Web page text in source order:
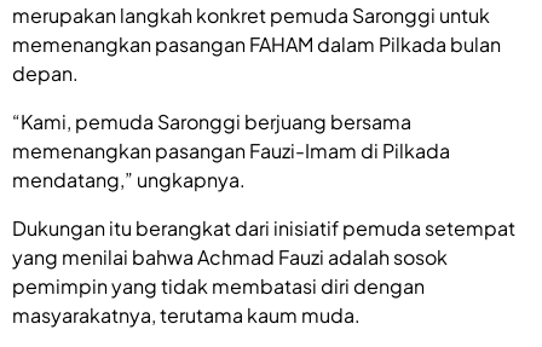
merupakan langkah konkret pemuda Saronggi untuk
memenangkan pasangan FAHAM dalam Pilkada bulan
depan.
“Kami, pemuda Saronggi berjuang bersama
memenangkan pasangan Fauzi-Imam di Pilkada
mendatang,” ungkapnya.
Dukungan itu berangkat dari inisiatif pemuda setempat
yang menilai bahwa Achmad Fauzi adalah sosok
pemimpin yang tidak membatasi diri dengan
masyarakatnya, terutama kaum muda.